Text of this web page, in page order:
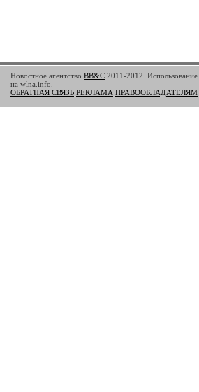
Новостное агентство BB&C 2011-2012.
на wlna.info.
ОБРАТНАЯ СВЯЗЬ РЕКЛАМА ПРАВООБЛАДАТЕЛЯМ